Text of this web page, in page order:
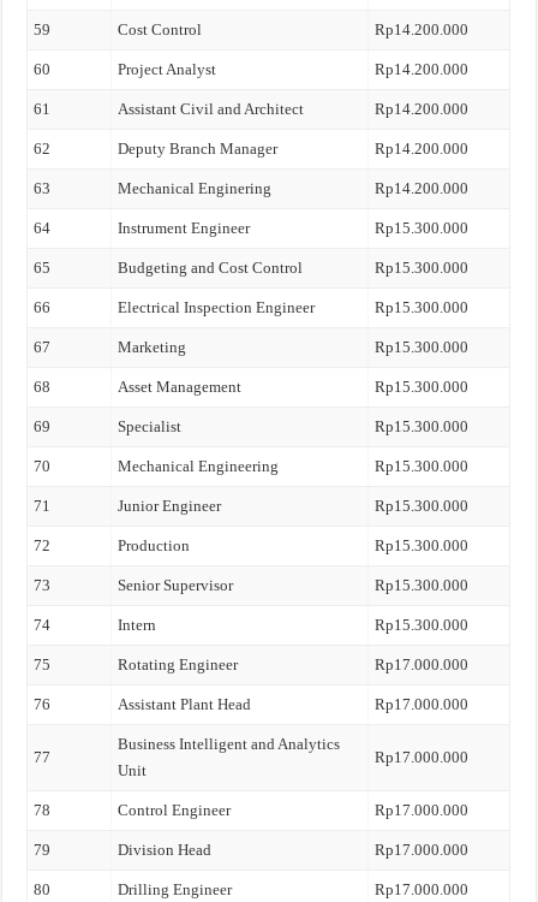
59 Cost Control Rp14.200.000
60 Project Analyst Rp14.200.000
61 Assistant Civil and Architect Rp14.200.000
62 Deputy Branch Manager Rp14.200.000
63 Mechanical Enginering Rp14.200.000
64 Instrument Engineer Rp15.300.000
65 Budgeting and Cost Control Rp15.300.000
66 Electrical Inspection Engineer Rp15.300.000
67 Marketing Rp15.300.000
68 Asset Management Rp15.300.000
69 Specialist Rp15.300.000
70 Mechanical Engineering Rp15.300.000
71 Junior Engineer Rp15.300.000
72 Production Rp15.300.000
73 Senior Supervisor Rp15.300.000
74 Intern Rp15.300.000
75 Rotating Engineer Rp17.000.000
76 Assistant Plant Head Rp17.000.000
77
Business Intelligent and Analytics
Unit
Rp17.000.000
78 Control Engineer Rp17.000.000
79 Division Head Rp17.000.000
80 Drilling Engineer Rp17.000.000